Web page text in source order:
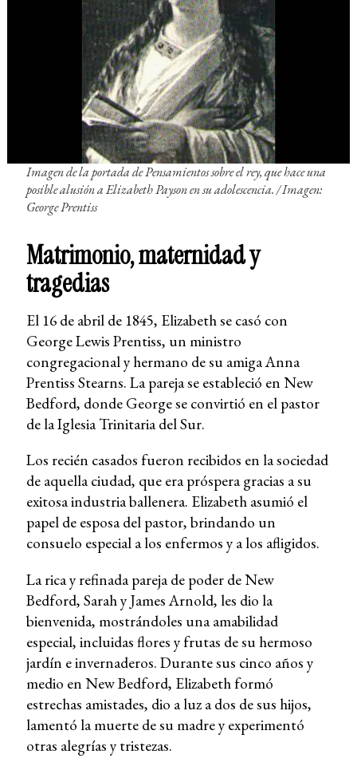
Imagen de la portada dePensamientos sobre el rey, que hace una
posible alusión a Elizabeth Payson en su adolescencia. /Imagen:
George Prentiss
Matrimonio, maternidad y
tragedias
El 16 de abril de 1845, Elizabeth se casó con
George Lewis Prentiss, un ministro
congregacional y hermano de su amiga Anna
Prentiss Stearns. La pareja se estableció en New
Bedford, donde George se convirtió en el pastor
de la Iglesia Trinitaria del Sur.
Los recién casados ​​fueron recibidos en la sociedad
de aquella ciudad, que era próspera gracias a su
exitosa industria ballenera. Elizabeth asumió el
papel de esposa del pastor, brindando un
consuelo especial a los enfermos y a los afligidos.
La rica y refinada pareja de poder de New
Bedford, Sarah y James Arnold, les dio la
bienvenida, mostrándoles una amabilidad
especial, incluidas flores y frutas de su hermoso
jardín e invernaderos. Durante sus cinco años y
medio en New Bedford, Elizabeth formó
estrechas amistades, dio a luz a dos de sus hijos,
lamentó la muerte de su madre y experimentó
otras alegrías y tristezas.